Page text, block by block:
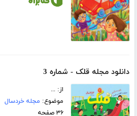
دانلود مجله قلک - شماره 3
از: ...
موضوع: مجله خردسال
۳۶ صفحه